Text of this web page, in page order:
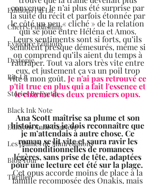
Editions J'ai Lu
Cherry Publishing
Evidence Editions
Dystopie
Bit-Lit
Stories By Fyctia
Black Ink Note
Editions Anne Carrière
Les plumes de Mimi éditions
Blog Tour
Thriller
convenue. Je n’ai plus été surprise par
la suite du récit et parfois étonnée par
le côté un peu « cliché » de la relation
qui se joue entre Héléna et Amos.
Leurs sentiments sont si forts, qu’ils
semblent presque démesurés, même si
on comprend qu’ils aient du temps à
rattraper. Tout va alors très vite entre
eux, et justement ça va un poil trop
vite à mon goût. Je n'ai pas retrouvé ce
p'tit truc en plus qui a fait l'essence et
le charme des deux premiers opus.
Ana Scott maîtrise sa plume et son
histoire, mais je dois reconnaître que
je m’attendais à autre chose. Ce
roman se lit vite et saura ravir les
inconditionnelles de romances
légères, sans prise de tête, adaptées
pour une lecture cet été sur la plage.
Cet opus accorde moins de place à la
famille recomposée des Onakis, mais